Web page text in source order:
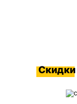
Скидки